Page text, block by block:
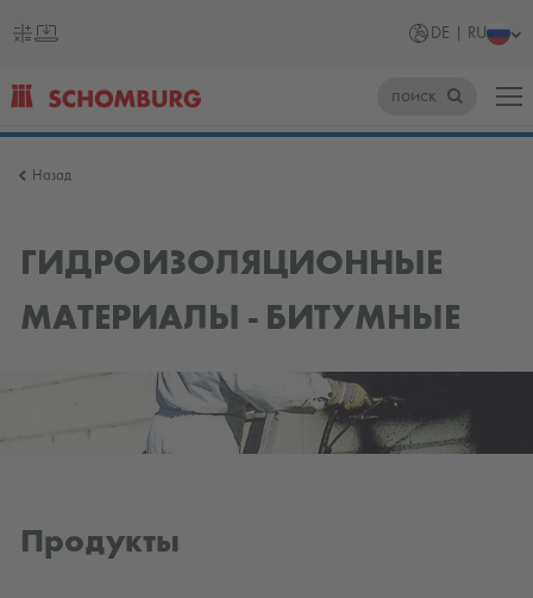
DE | RU
Германия
поиск
Назад
ГИДРОИЗОЛЯЦИОННЫЕ
МАТЕРИАЛЫ - БИТУМНЫЕ
Продукты